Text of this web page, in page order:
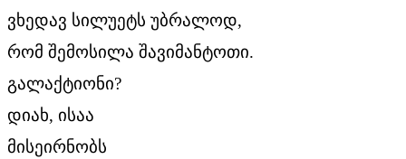
ვხედავ სილუეტს უბრალოდ,
რომ შემოსილა შავიმანტოთი.
გალაქტიონი?
დიახ, ისაა
მისეირნობს